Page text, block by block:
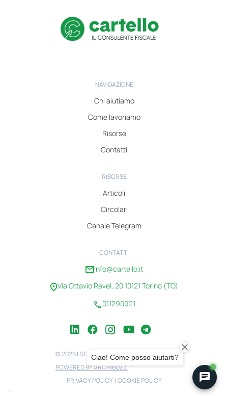
NAVIGAZIONE
Chi aiutiamo
Come lavoriamo
Risorse
Contatti
RISORSE
Articoli
Circolari
Canale Telegram
CONTATTI
info@cartello.it
Via Ottavio Revel, 20 10121 Torino (TO)
011290921
© 2026 | STUDIO CARTELLO | 08100750010
POWERED BY ARCHIBUZZ
PRIVACY POLICY | COOKIE POLICY